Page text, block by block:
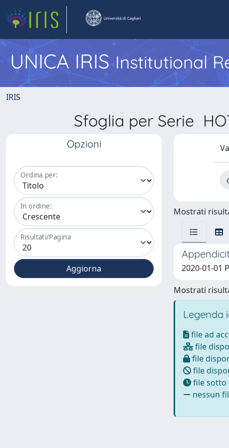
UNICA IRISInstitutional
IRIS
Sfoglia per Serie
Opzioni
Ordina per:
In ordine:
Risultati/Pagina
Mostrati
2020-01-01
Mostrati
Legenda
file ad
file
file
file
file sotto
nessun